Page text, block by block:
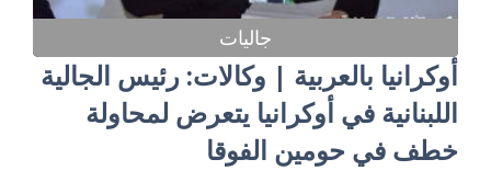
جاليات
أوكرانيا بالعربية | وكالات: رئيس الجالية
اللبنانية في أوكرانيا يتعرض لمحاولة
خطف في حومين الفوقا